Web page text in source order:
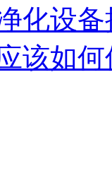
化设
该如